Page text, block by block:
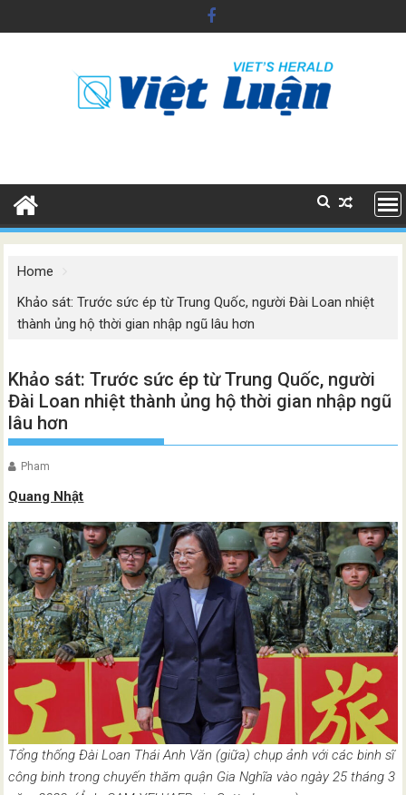
to
Home
Khảo sát: Trước sức ép từ Trung Quốc, người Đài Loan nhiệt
thành ủng hộ thời gian nhập ngũ lâu hơn
Khảo sát: Trước sức ép từ Trung Quốc, người
Đài Loan nhiệt thành ủng hộ thời gian nhập ngũ
lâu hơn
Pham
Quang Nhật
Tổng thống Đài Loan Thái Anh Văn (giữa) chụp ảnh với các binh sĩ
công binh trong chuyến thăm quận Gia Nghĩa vào ngày 25 tháng 3